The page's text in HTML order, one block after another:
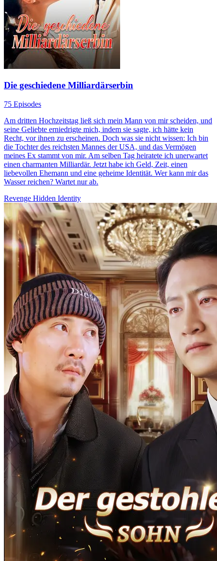
Die geschiedene Milliardärserbin
75 Episodes
Am dritten Hochzeitstag ließ sich mein Mann von mir scheiden, und
seine Geliebte erniedrigte mich, indem sie sagte, ich hätte kein
Recht, vor ihnen zu erscheinen. Doch was sie nicht wissen: Ich bin
die Tochter des reichsten Mannes der USA, und das Vermögen
meines Ex stammt von mir. Am selben Tag heiratete ich unerwartet
einen charmanten Milliardär. Jetzt habe ich Geld, Zeit, einen
liebevollen Ehemann und eine geheime Identität. Wer kann mir das
Wasser reichen? Wartet nur ab.
Revenge Hidden Identity